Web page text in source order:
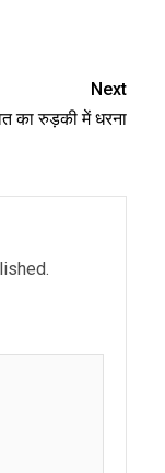
Next
का रुड़की में धरना